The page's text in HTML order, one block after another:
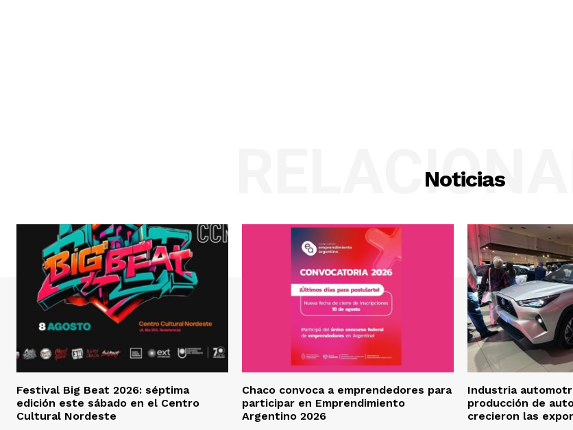
Noticias
Festival Big Beat 2026: séptima
edición este sábado en el Centro
Cultural Nordeste
Chaco convoca a emprendedores para
participar en Emprendimiento
Argentino 2026
Industria
producción de
crecieron las